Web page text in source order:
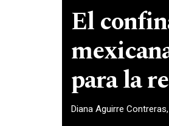
El
para la
Diana Aguirre Contreras